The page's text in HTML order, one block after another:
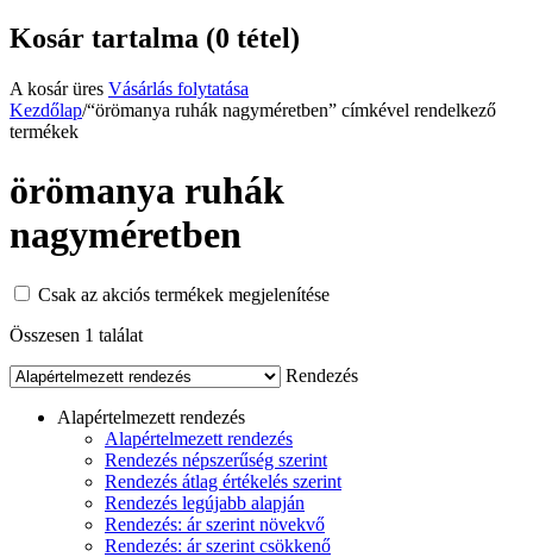
Kosár tartalma (0 tétel)
A kosár üres Vásárlás folytatása
Kezdőlap/“örömanya ruhák nagyméretben” címkével rendelkező
termékek
örömanya ruhák
nagyméretben
Csak az akciós termékek megjelenítése
Összesen 1 találat
Rendezés
Alapértelmezett rendezés
Alapértelmezett rendezés
Rendezés népszerűség szerint
Rendezés átlag értékelés szerint
Rendezés legújabb alapján
Rendezés: ár szerint növekvő
Rendezés: ár szerint csökkenő